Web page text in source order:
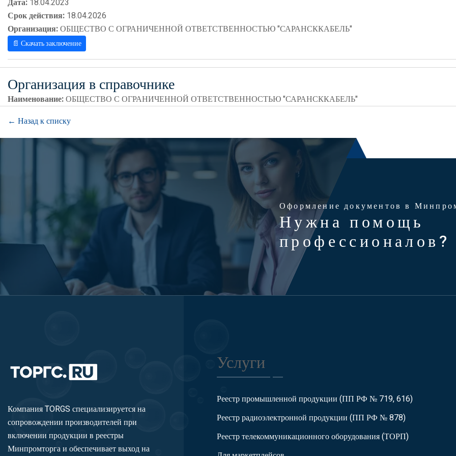
Дата: 18.04.2023
Срок действия: 18.04.2026
Организация:ОБЩЕСТВО С ОГРАНИЧЕННОЙ ОТВЕТСТВЕННОСТЬЮ "САРАНСККАБЕЛЬ"
📄 Скачать заключение
Организация в справочнике
Наименование:ОБЩЕСТВО С ОГРАНИЧЕННОЙ ОТВЕТСТВЕННОСТЬЮ "САРАНСККАБЕЛЬ"
← Назад к списку
Оформление документов в
Нужна помощь
профессионалов?
Компания TORGS специализируется на
сопровождении производителей при
включении продукции в реестры
Минпромторга и обеспечивает выход на
Услуги
Реестр промышленной продукции (ПП РФ № 719, 616)
Реестр радиоэлектронной продукции (ПП РФ № 878)
Реестр телекоммуникационного оборудования (ТОРП)